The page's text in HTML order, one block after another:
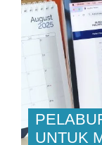
UNTUK